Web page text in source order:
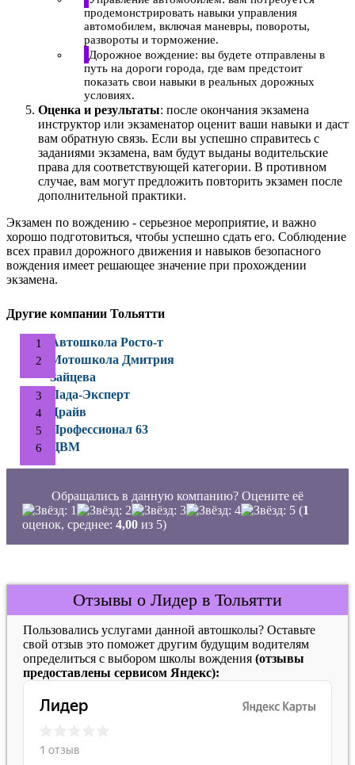
продемонстрировать навыки управления
автомобилем, включая маневры, повороты,
развороты и торможение.
Дорожное вождение: вы будете отправлены в
путь на дороги города, где вам предстоит
показать свои навыки в реальных дорожных
условиях.
Оценка и результаты: после окончания экзамена
инструктор или экзаменатор оценит ваши навыки и даст
вам обратную связь. Если вы успешно справитесь с
заданиями экзамена, вам будут выданы водительские
права для соответствующей категории. В противном
случае, вам могут предложить повторить экзамен после
дополнительной практики.
Экзамен по вождению - серьезное мероприятие, и важно
хорошо подготовиться, чтобы успешно сдать его. Соблюдение
всех правил дорожного движения и навыков безопасного
вождения имеет решающее значение при прохождении
экзамена.
Другие компании Тольятти
Автошкола Росто-т
Мотошкола Дмитрия
Зайцева
Лада-Эксперт
Драйв
Профессионал 63
ЦВМ
Обращались в данную компанию? Оцените её
(1
оценок, среднее: 4,00 из 5)
Отзывы о Лидер в Тольятти
Пользовались услугами данной автошколы? Оставьте
свой отзыв это поможет другим будущим водителям
определиться с выбором школы вождения (отзывы
предоставлены сервисом Яндекс):